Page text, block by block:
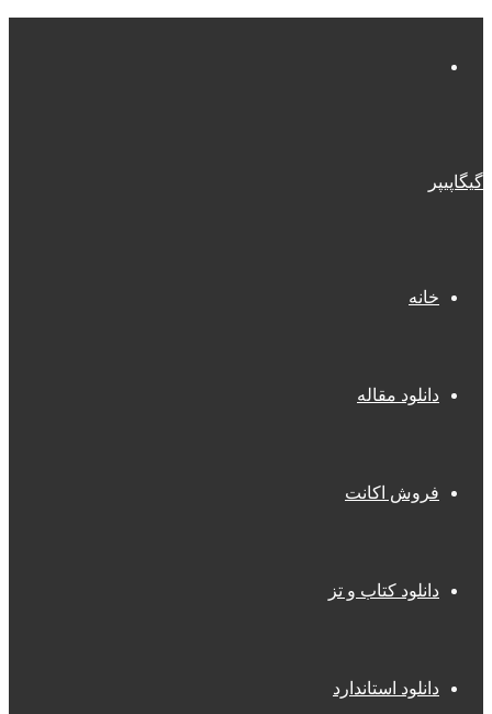
گیگاپیپر
خانه
دانلود مقاله
فروش اکانت
دانلود کتاب و تز
دانلود استاندارد